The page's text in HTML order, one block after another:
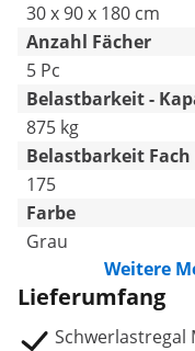
30 x 90 x 180 cm
Anzahl Fächer
5 Pc
Belastbarkeit -
875 kg
Belastbarkeit
175
Farbe
Grau
Weitere
Lieferumfang
Schwerlastregal